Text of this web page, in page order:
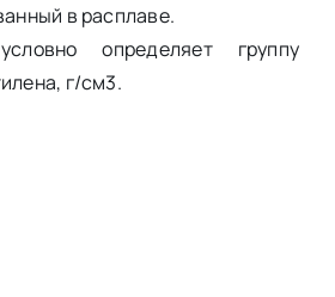
в расплаве.
определяет группу
г/см3.